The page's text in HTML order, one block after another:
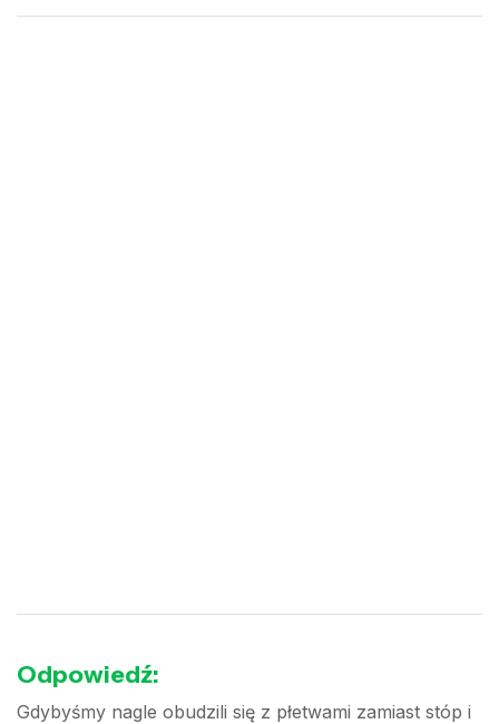
Odpowiedź:
Gdybyśmy nagle obudzili się z płetwami zamiast stóp i